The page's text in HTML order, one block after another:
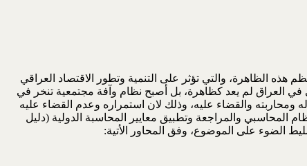
الظاهرة، والتي ‏تؤثر على التنمية وتطور الاقتصاد العراقي
في العراق لم يعد كظاهرة، بل أصبح نظام وآفة ‏مجتمعية تنخر في
‏ومحاربته والقضاء عليه، وذلك لان استمراره وعدم القضاء عليه
المحاسبي والمراجعة وتطبيق ‏معايير المحاسبة الدولية (دليل
الضوء على الموضوع، وفق المحاور الأتية:‏